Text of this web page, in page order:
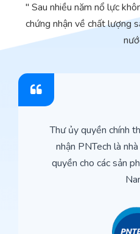
" Sau nhiều năm nổ lực
chứng nhận về chất lượng
Thư ủy quyền chính
nhận PNTech là
quyền cho các sản